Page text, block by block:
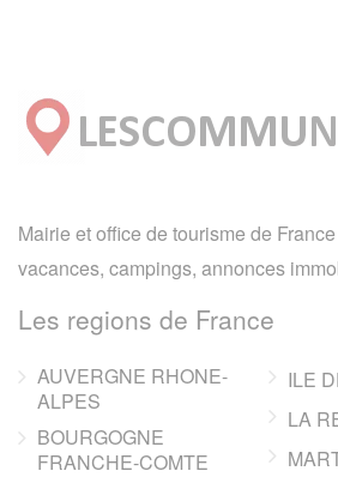
Mairie et office de tourisme de
vacances, campings, annonces
Les regions de France
AUVERGNE RHONE-
ALPES
BOURGOGNE
FRANCHE-COMTE
ILE
LA